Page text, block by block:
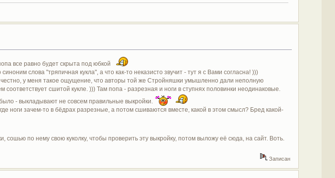
все равно будет скрыта под юбкой
слова "тряпичная кукла", а что как-то неказисто звучит - тут я с Вами согласна! )))
у меня такое ощущение, что авторы той же Стройняшки умышленно дали неполную
сшитой кукле. ))) Там попа - разрезная и ноги в ступнях половинки неодинаковые.
- выкладывают не совсем правильные выкройки.
ноги зачем-то в бёдрах разрезные, а потом сшиваются вместе, какой в этом смысл? Бред какой-
по нему свою куколку, чтобы проверить эту выкройку, потом выложу её сюда, на сайт. Воть.
Записан